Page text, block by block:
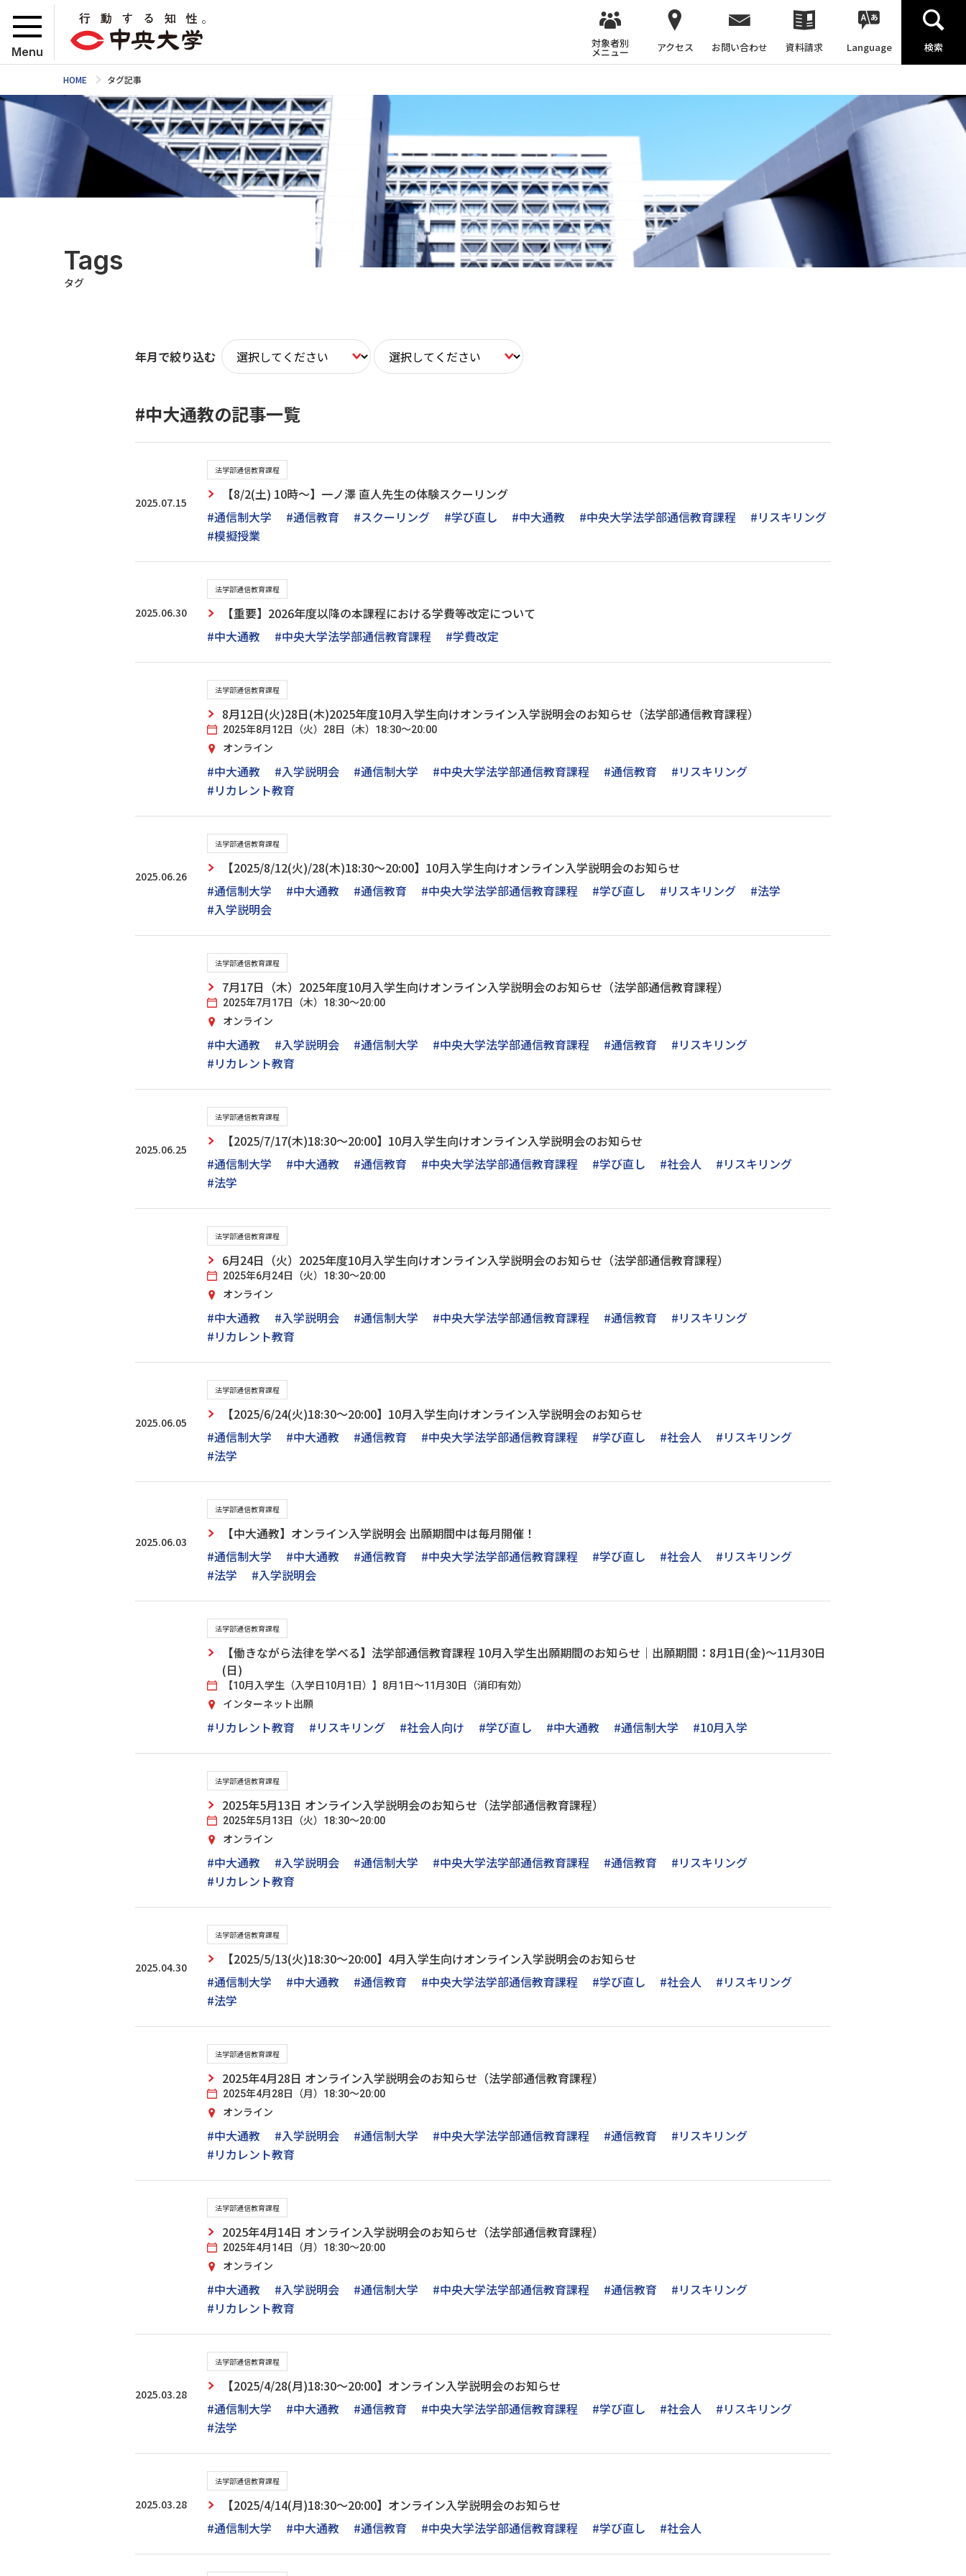
Menu
対象者別
メニュー アクセス お問い合わせ 資料請求 Language 検索
HOME タグ記事
Tags
タグ
年月で絞り込む
#中大通教の記事一覧
2025.07.15
法学部通信教育課程
【8/2(土) 10時～】一ノ澤 直人先生の体験スクーリング
#通信制大学
#通信教育 #スクーリング #学び直し #中大通教 #中央大学法学部通信教育課程
#リスキリング
#模擬授業
2025.06.30
法学部通信教育課程
【重要】2026年度以降の本課程における学費等改定について
#中大通教
#中央大学法学部通信教育課程 #学費改定
法学部通信教育課程
8月12日(火)28日(木)2025年度10月入学生向けオンライン入学説明会のお知らせ（法学部通信教育課程）
2025年8月12日（火）28日（木）18:30～20:00
オンライン
#中大通教 #入学説明会 #通信制大学 #中央大学法学部通信教育課程 #通信教育
#リスキリング
#リカレント教育
2025.06.26
法学部通信教育課程
【2025/8/12(火)/28(木)18:30～20:00】10月入学生向けオンライン入学説明会のお知らせ
#通信制大学
#中大通教 #通信教育 #中央大学法学部通信教育課程 #学び直し #リスキリング
#法学
#入学説明会
法学部通信教育課程
7月17日（木）2025年度10月入学生向けオンライン入学説明会のお知らせ（法学部通信教育課程）
2025年7月17日（木）18:30～20:00
オンライン
#中大通教 #入学説明会 #通信制大学 #中央大学法学部通信教育課程 #通信教育
#リスキリング
#リカレント教育
2025.06.25
法学部通信教育課程
【2025/7/17(木)18:30～20:00】10月入学生向けオンライン入学説明会のお知らせ
#通信制大学
#中大通教 #通信教育 #中央大学法学部通信教育課程 #学び直し #社会人
#リスキリング
#法学
法学部通信教育課程
6月24日（火）2025年度10月入学生向けオンライン入学説明会のお知らせ（法学部通信教育課程）
2025年6月24日（火）18:30～20:00
オンライン
#中大通教 #入学説明会 #通信制大学 #中央大学法学部通信教育課程 #通信教育
#リスキリング
#リカレント教育
2025.06.05
法学部通信教育課程
【2025/6/24(火)18:30～20:00】10月入学生向けオンライン入学説明会のお知らせ
#通信制大学
#中大通教 #通信教育 #中央大学法学部通信教育課程 #学び直し #社会人
#リスキリング
#法学
2025.06.03
法学部通信教育課程
【中大通教】オンライン入学説明会 出願期間中は毎月開催！
#通信制大学
#中大通教 #通信教育 #中央大学法学部通信教育課程 #学び直し #社会人
#リスキリング
#法学
#入学説明会
法学部通信教育課程
【働きながら法律を学べる】法学部通信教育課程 10月入学生出願期間のお知らせ｜出願期間：8月1日(金)～11月30日
(日)
【10月入学生（入学日10月1日）】8月1日～11月30日（消印有効）
インターネット出願
#リカレント教育 #リスキリング #社会人向け #学び直し #中大通教 #通信制大学 #10月入学
法学部通信教育課程
2025年5月13日 オンライン入学説明会のお知らせ（法学部通信教育課程）
2025年5月13日（火）18:30～20:00
オンライン
#中大通教 #入学説明会 #通信制大学 #中央大学法学部通信教育課程 #通信教育
#リスキリング
#リカレント教育
2025.04.30
法学部通信教育課程
【2025/5/13(火)18:30～20:00】4月入学生向けオンライン入学説明会のお知らせ
#通信制大学
#中大通教 #通信教育 #中央大学法学部通信教育課程 #学び直し #社会人
#リスキリング
#法学
法学部通信教育課程
2025年4月28日 オンライン入学説明会のお知らせ（法学部通信教育課程）
2025年4月28日（月）18:30～20:00
オンライン
#中大通教 #入学説明会 #通信制大学 #中央大学法学部通信教育課程 #通信教育
#リスキリング
#リカレント教育
法学部通信教育課程
2025年4月14日 オンライン入学説明会のお知らせ（法学部通信教育課程）
2025年4月14日（月）18:30～20:00
オンライン
#中大通教 #入学説明会 #通信制大学 #中央大学法学部通信教育課程 #通信教育
#リスキリング
#リカレント教育
2025.03.28
法学部通信教育課程
【2025/4/28(月)18:30～20:00】オンライン入学説明会のお知らせ
#通信制大学
#中大通教 #通信教育 #中央大学法学部通信教育課程 #学び直し #社会人
#リスキリング
#法学
2025.03.28
法学部通信教育課程
【2025/4/14(月)18:30～20:00】オンライン入学説明会のお知らせ
#通信制大学
#中大通教 #通信教育 #中央大学法学部通信教育課程 #学び直し #社会人